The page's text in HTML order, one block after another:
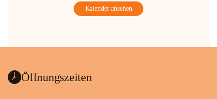
Kalender ansehen
Öffnungszeiten